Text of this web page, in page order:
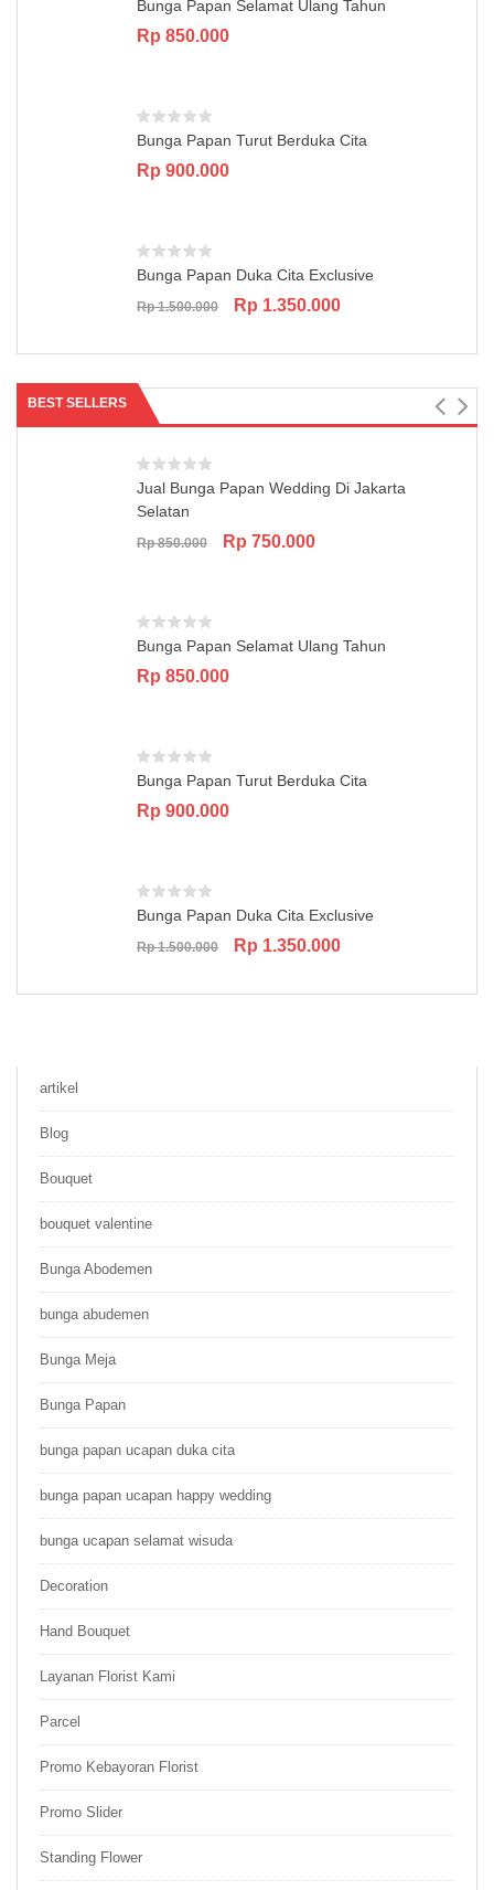
Bunga Papan Selamat Ulang Tahun
Rp 850.000
Bunga Papan Turut Berduka Cita
Rp 900.000
Bunga Papan Duka Cita Exclusive
Rp1.500.000
Original
Rp 1.350.000Current
BEST SELLERS
Jual Bunga Papan Wedding Di Jakarta
Selatan
Rp850.000
Original
Rp 750.000Current
Bunga Papan Selamat Ulang Tahun
Rp 850.000
Bunga Papan Turut Berduka Cita
Rp 900.000
Bunga Papan Duka Cita Exclusive
Rp1.500.000
Original
Rp 1.350.000Current
artikel
Blog
Bouquet
bouquet valentine
Bunga Abodemen
bunga abudemen
Bunga Meja
Bunga Papan
bunga papan ucapan duka cita
bunga papan ucapan happy wedding
bunga ucapan selamat wisuda
Decoration
Hand Bouquet
Layanan Florist Kami
Parcel
Promo Kebayoran Florist
Promo Slider
Standing Flower